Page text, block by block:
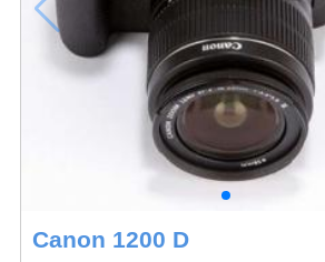
Canon 1200 D